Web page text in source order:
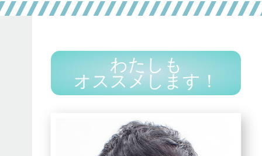
わたしも
オススメします！